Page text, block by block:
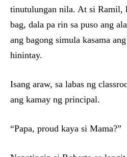
tinutulungan nila. At si Ramil,
bag, dala pa rin sa puso ang
ang bagong simula kasama
hinintay.
Isang araw, sa labas ng
ang kamay ng principal.
“Papa, proud kaya si Mama?”